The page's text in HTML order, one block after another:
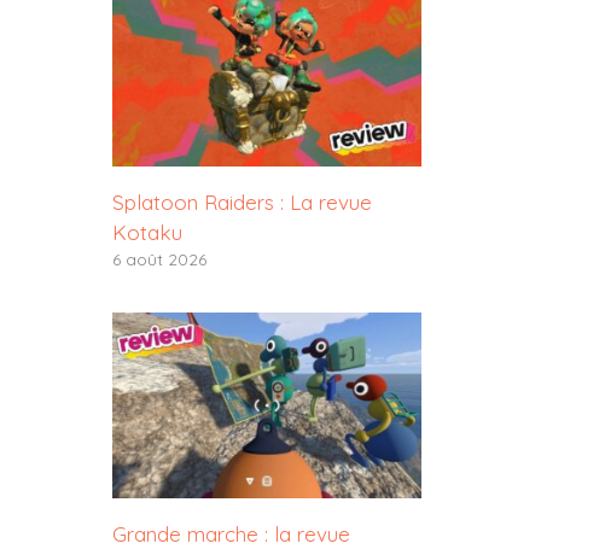
Splatoon Raiders : La revue
Kotaku
6 août 2026
Grande marche : la revue